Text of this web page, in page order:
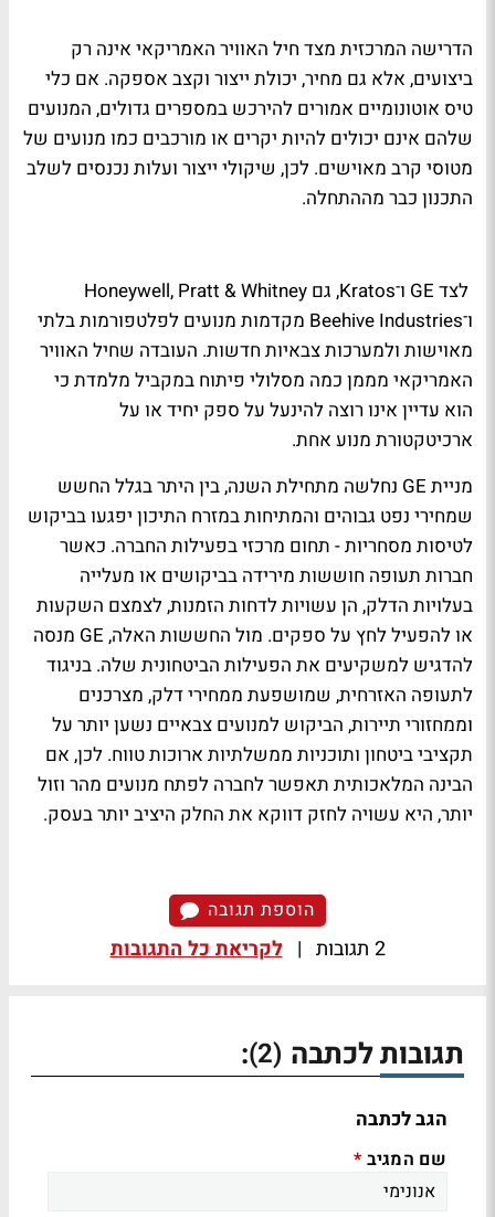
הדרישה המרכזית מצד חיל האוויר האמריקאי אינה רק
ביצועים, אלא גם מחיר, יכולת ייצור וקצב אספקה. אם כלי
טיס אוטונומיים אמורים להירכש במספרים גדולים, המנועים
שלהם אינם יכולים להיות יקרים או מורכבים כמו מנועים של
מטוסי קרב מאוישים. לכן, שיקולי ייצור ועלות נכנסים לשלב
התכנון כבר מההתחלה.
לצד GE ו־Kratos, גם Honeywell, Pratt & Whitney
ו־Beehive Industries מקדמות מנועים לפלטפורמות בלתי
מאוישות ולמערכות צבאיות חדשות. העובדה שחיל האוויר
האמריקאי מממן כמה מסלולי פיתוח במקביל מלמדת כי
הוא עדיין אינו רוצה להינעל על ספק יחיד או על
ארכיטקטורת מנוע אחת.
מניית GE נחלשה מתחילת השנה, בין היתר בגלל החשש
שמחירי נפט גבוהים והמתיחות במזרח התיכון יפגעו בביקוש
לטיסות מסחריות - תחום מרכזי בפעילות החברה. כאשר
חברות תעופה חוששות מירידה בביקושים או מעלייה
בעלויות הדלק, הן עשויות לדחות הזמנות, לצמצם השקעות
או להפעיל לחץ על ספקים. מול החששות האלה, GE מנסה
להדגיש למשקיעים את הפעילות הביטחונית שלה. בניגוד
לתעופה האזרחית, שמושפעת ממחירי דלק, מצרכנים
וממחזורי תיירות, הביקוש למנועים צבאיים נשען יותר על
תקציבי ביטחון ותוכניות ממשלתיות ארוכות טווח. לכן, אם
הבינה המלאכותית תאפשר לחברה לפתח מנועים מהר וזול
יותר, היא עשויה לחזק דווקא את החלק היציב יותר בעסק.
הוספת תגובה
2 תגובות | לקריאת כל התגובות
תגובות לכתבה (2)
:
הגב לכתבה
שם המגיב *